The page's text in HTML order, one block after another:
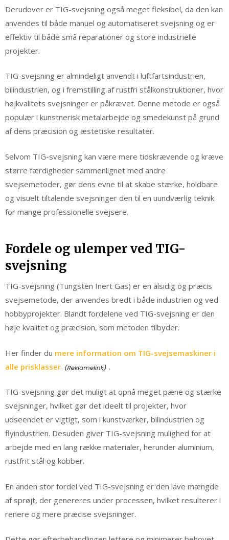
Derudover er TIG-svejsning også meget fleksibel, da den kan
anvendes til både manuel og automatiseret svejsning og er
effektiv til både små reparationer og store industrielle
projekter.
TIG-svejsning er almindeligt anvendt i luftfartsindustrien,
bilindustrien, og i fremstilling af rustfri stålkonstruktioner, hvor
højkvalitets svejsninger er påkrævet. Denne metode er også
populær i kunstnerisk metalarbejde og smedekunst på grund
af dens præcision og æstetiske resultater.
Selvom TIG-svejsning kan være mere tidskrævende og kræve
større færdigheder sammenlignet med andre
svejsemetoder, gør dens evne til at skabe stærke, holdbare
og visuelt tiltalende svejsninger den til en uundværlig teknik
for mange professionelle svejsere.
Fordele og ulemper ved TIG-
svejsning
TIG-svejsning (Tungsten Inert Gas) er en alsidig og præcis
svejsemetode, der anvendes bredt i både industrien og ved
hobbyprojekter. Blandt fordelene ved TIG-svejsning er den
høje kvalitet og præcision, som metoden tilbyder.
Her finder du mere information om TIG-svejsemaskiner i
alle prisklasser
.
TIG-svejsning gør det muligt at opnå meget pæne og stærke
svejsninger, hvilket gør det ideelt til projekter, hvor
udseendet er vigtigt, som i kunstværker, bilindustrien og
flyindustrien. Desuden giver TIG-svejsning mulighed for at
arbejde med en lang række materialer, herunder aluminium,
rustfrit stål og kobber.
En anden stor fordel ved TIG-svejsning er den lave mængde
af sprøjt, der genereres under processen, hvilket resulterer i
renere og mere præcise svejsninger.